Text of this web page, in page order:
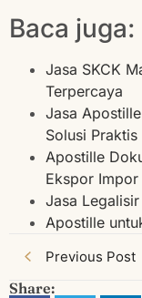
Baca juga:
Jasa SKCK
Terpercaya
Jasa
Solusi Praktis
Apostille
Ekspor Impor
Jasa
Apostille
Previous Post
Share: